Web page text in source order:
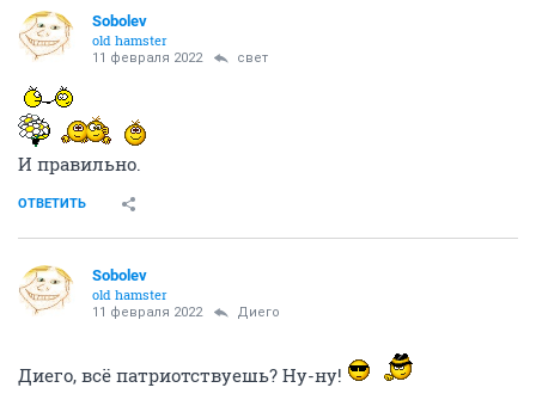
Sobolev
old hamster
11 февраля 2022 свет
И правильно.
ОТВЕТИТЬ
Sobolev
old hamster
11 февраля 2022 Диего
Диего, всё патриотствуешь? Ну-ну!